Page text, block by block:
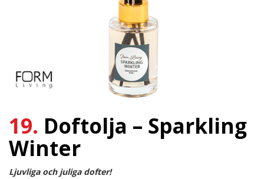
19. Doftolja – Sparkling
Winter
Ljuvliga och juliga dofter!